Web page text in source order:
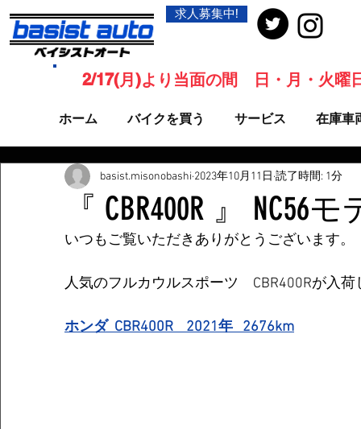
求人募集中!
ホーム バイクを買う サービス 在庫車
2/17(月)より当面の間 日・月・火曜
『 CBR400R 』
basist.misonobashi 2023年10月11日 読了時間: 1分
いつもご覧いただきありがとうございます。
人気のフルカウルスポーツ　CBR400Rが入
ホンダ  CBR400R    2021年   2676km